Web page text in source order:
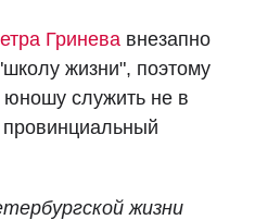
Гринева внезапно
жизни", поэтому
юношу служить не в
провинциальный
жизни